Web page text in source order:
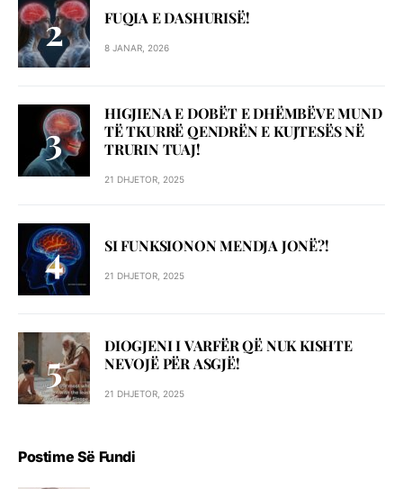
FUQIA E DASHURISË!
8 JANAR, 2026
HIGJIENA E DOBËT E DHËMBËVE MUND
TË TKURRË QENDRËN E KUJTESËS NË
TRURIN TUAJ!
21 DHJETOR, 2025
SI FUNKSIONON MENDJA JONË?!
21 DHJETOR, 2025
DIOGJENI I VARFËR QË NUK KISHTE
NEVOJË PËR ASGJË!
21 DHJETOR, 2025
Postime Së Fundi